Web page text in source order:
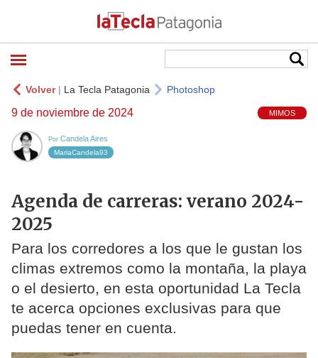
Volver| La Tecla Patagonia Photoshop
9 de noviembre de 2024 MIMOS
Por Candela Aires
MariaCandela93
Agenda de carreras: verano 2024-
2025
Para los corredores a los que le gustan los
climas extremos como la montaña, la playa
o el desierto, en esta oportunidad La Tecla
te acerca opciones exclusivas para que
puedas tener en cuenta.